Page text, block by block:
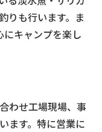
りも行います。ま
キャンプを楽し
わせ工場現場、事
ます。特に営業に